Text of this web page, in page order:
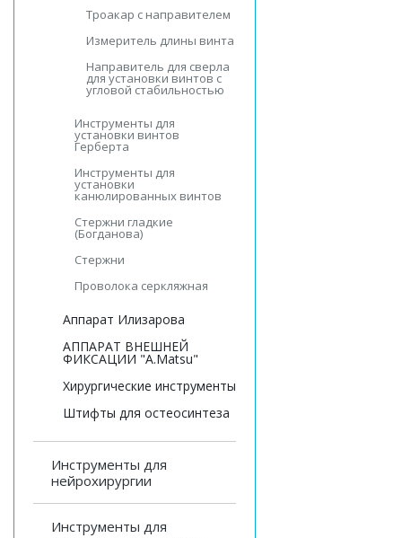
Троакар с направителем
Измеритель длины винта
Направитель для сверла
для установки винтов с
угловой стабильностью
Инструменты для
установки винтов
Герберта
Инструменты для
установки
канюлированных винтов
Стержни гладкие
(Богданова)
Стержни
Проволока серкляжная
Аппарат Илизарова
АППАРАТ ВНЕШНЕЙ
ФИКСАЦИИ "A.Matsu"
Хирургические инструменты
Штифты для остеосинтеза
Инструменты для
нейрохирургии
Инструменты для